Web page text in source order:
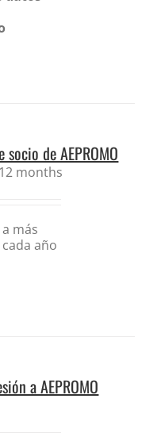
de AEPROMO
months
más
año
a AEPROMO